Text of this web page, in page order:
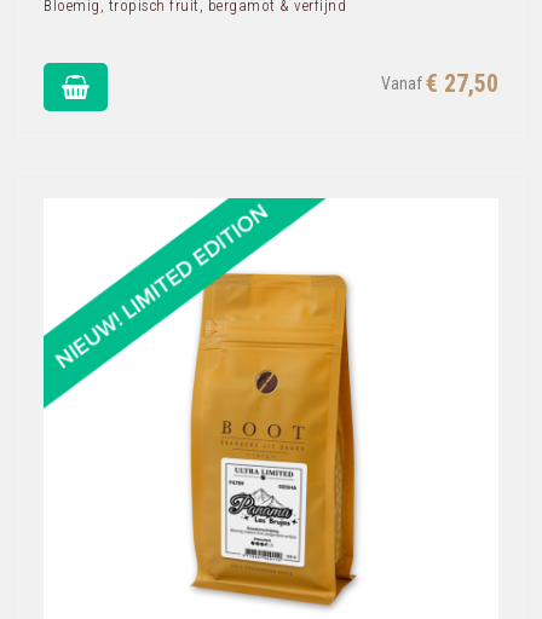
Bloemig, tropisch fruit, bergamot & verfijnd
€ 27,50